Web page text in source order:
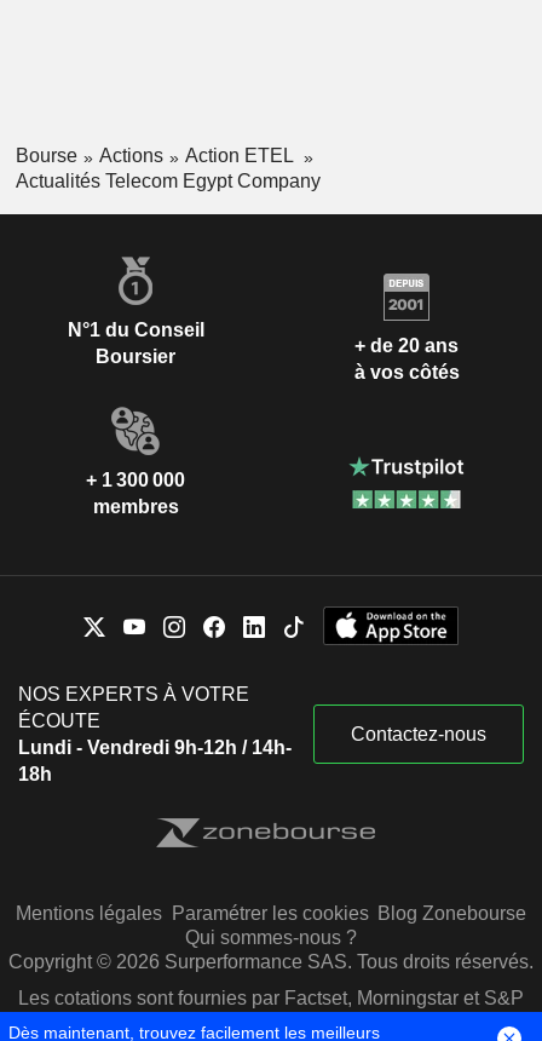
Bourse Actions
Action ETEL
Actualités Telecom Egypt Company
N°1 du Conseil
Boursier
+ de 20 ans
à vos côtés
+ 1 300 000
membres
NOS EXPERTS À VOTRE
ÉCOUTE
Lundi - Vendredi 9h-12h / 14h-
18h
Contactez-nous
Mentions légales Paramétrer les cookies Blog Zonebourse
Qui sommes-nous ?
Copyright © 2026 Surperformance SAS. Tous droits réservés.
Les cotations sont fournies par Factset, Morningstar et S&P
Capital IQ
Dès maintenant, trouvez facilement les meilleurs